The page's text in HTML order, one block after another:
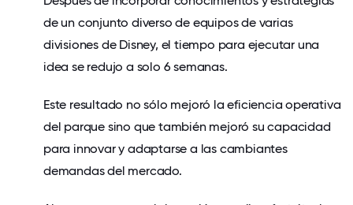
de un conjunto diverso de equipos de varias
divisiones de Disney, el tiempo para ejecutar una
idea se redujo a solo 6 semanas.
Este resultado no sólo mejoró la eficiencia operativa
del parque sino que también mejoró su capacidad
para innovar y adaptarse a las cambiantes
demandas del mercado.